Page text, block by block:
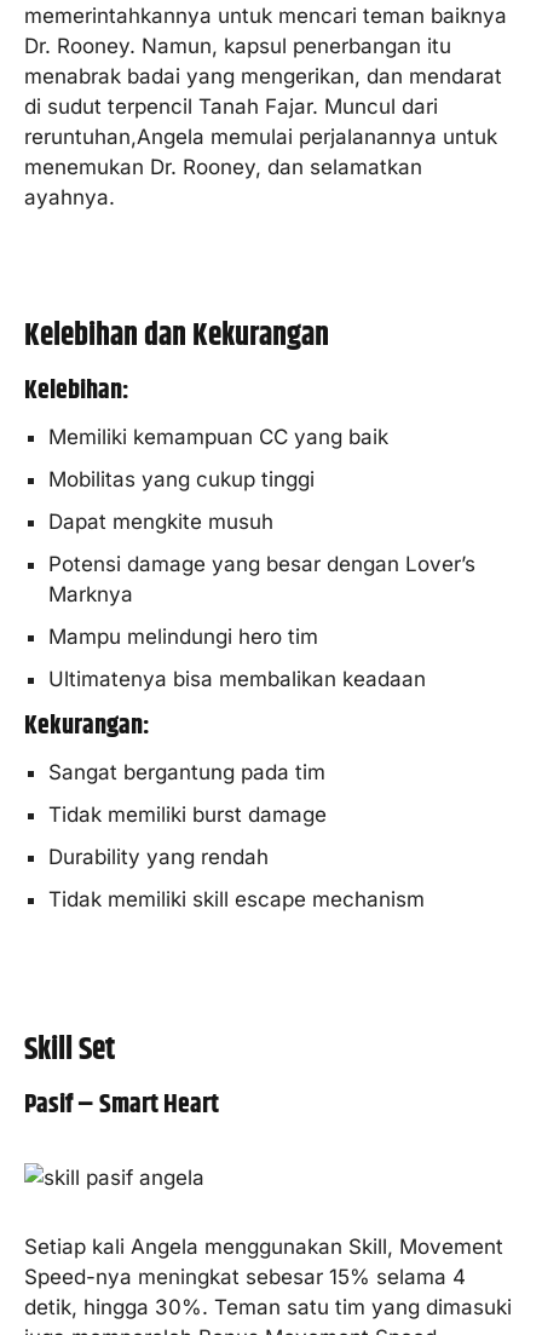
memerintahkannya untuk mencari teman baiknya
Dr. Rooney. Namun, kapsul penerbangan itu
menabrak badai yang mengerikan, dan mendarat
di sudut terpencil Tanah Fajar. Muncul dari
reruntuhan,Angela memulai perjalanannya untuk
menemukan Dr. Rooney, dan selamatkan
ayahnya.
Kelebihan dan Kekurangan
Kelebihan:
Memiliki kemampuan CC yang baik
Mobilitas yang cukup tinggi
Dapat mengkite musuh
Potensi damage yang besar dengan Lover’s
Marknya
Mampu melindungi hero tim
Ultimatenya bisa membalikan keadaan
Kekurangan:
Sangat bergantung pada tim
Tidak memiliki burst damage
Durability yang rendah
Tidak memiliki skill escape mechanism
Skill Set
Pasif – Smart Heart
Setiap kali Angela menggunakan Skill, Movement
Speed-nya meningkat sebesar 15% selama 4
detik, hingga 30%. Teman satu tim yang dimasuki